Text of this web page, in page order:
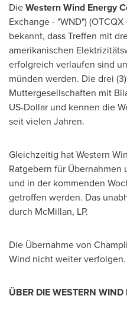
DieWestern Wind Energy
Exchange - "WND")
bekannt, dass Treffen mit
amerikanischen
erfolgreich verlaufen sind
münden werden. Die drei
Muttergesellschaften mit
US-Dollar und kennen die
seit vielen Jahren.
Gleichzeitig hat Western
Ratgebern für
und in der kommenden
getroffen werden. Das
durch McMillan, LP.
Die Übernahmevon
Wind nicht weiter verfolgen.
ÜBER DIE WESTERN WIND